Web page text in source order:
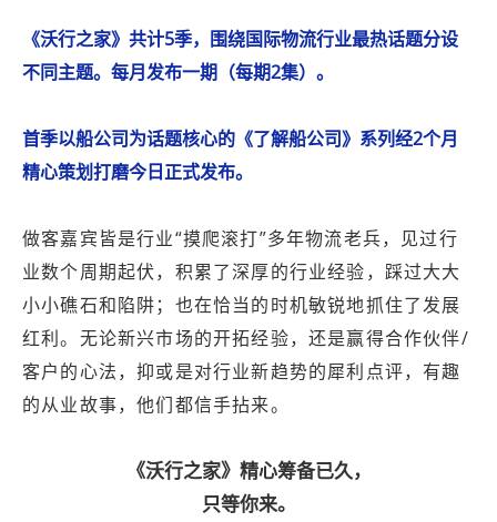
《沃行之家》共计5季，围绕国际物流行业最热话题分设
不同主题。每月发布一期（每期2集）。
首季以船公司为话题核心的《了解船公司》系列经2个月
精心策划打磨今日正式发布。
做客嘉宾皆是行业“摸爬滚打”多年物流老兵，见过行
业数个周期起伏，积累了深厚的行业经验，踩过大大
小小礁石和陷阱；也在恰当的时机敏锐地抓住了发展
红利。无论新兴市场的开拓经验，还是赢得合作伙伴/
客户的心法，抑或是对行业新趋势的犀利点评，有趣
的从业故事，他们都信手拈来。
《沃行之家》精心筹备已久，
只等你来。